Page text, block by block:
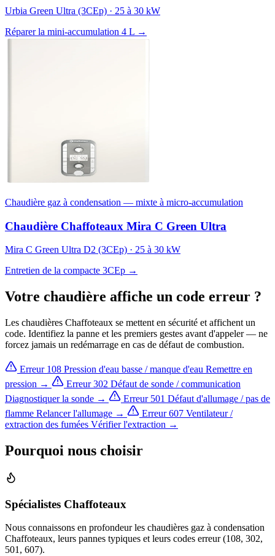
Urbia Green Ultra (3CEp) · 25 à 30 kW
Réparer la mini-accumulation 4 L →
Chaudière gaz à condensation — mixte à micro-accumulation
Chaudière Chaffoteaux Mira C Green Ultra
Mira C Green Ultra D2 (3CEp) · 25 à 30 kW
Entretien de la compacte 3CEp →
Votre chaudière affiche un code erreur ?
Les chaudières Chaffoteaux se mettent en sécurité et affichent un
code. Identifiez la panne et les premiers gestes avant d'appeler — ne
forcez jamais un redémarrage en cas de défaut de combustion.
Erreur 108 Pression d'eau basse / manque d'eau Remettre en
pression →
Erreur 302 Défaut de sonde / communication
Diagnostiquer la sonde →
Erreur 501 Défaut d'allumage / pas de
flamme Relancer l'allumage → Erreur 607 Ventilateur /
extraction des fumées Vérifier l'extraction →
Pourquoi nous choisir
Spécialistes Chaffoteaux
Nous connaissons en profondeur les chaudières gaz à condensation
Chaffoteaux, leurs pannes typiques et leurs codes erreur (108, 302,
501, 607).